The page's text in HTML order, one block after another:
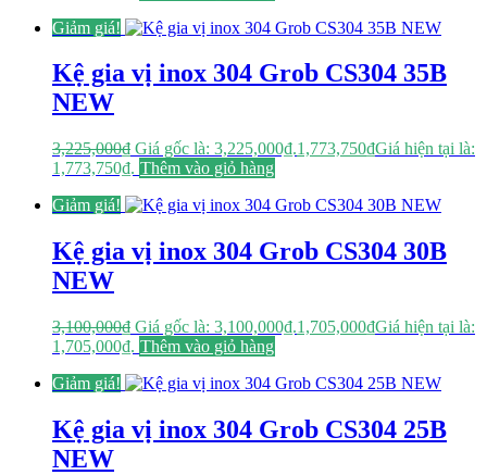
Giảm giá!
Kệ gia vị inox 304 Grob CS304 35B
NEW
3,225,000₫ Giá gốc là: 3,225,000₫.1,773,750₫Giá hiện tại là:
1,773,750₫. Thêm vào giỏ hàng
Giảm giá!
Kệ gia vị inox 304 Grob CS304 30B
NEW
3,100,000₫ Giá gốc là: 3,100,000₫.1,705,000₫Giá hiện tại là:
1,705,000₫. Thêm vào giỏ hàng
Giảm giá!
Kệ gia vị inox 304 Grob CS304 25B
NEW